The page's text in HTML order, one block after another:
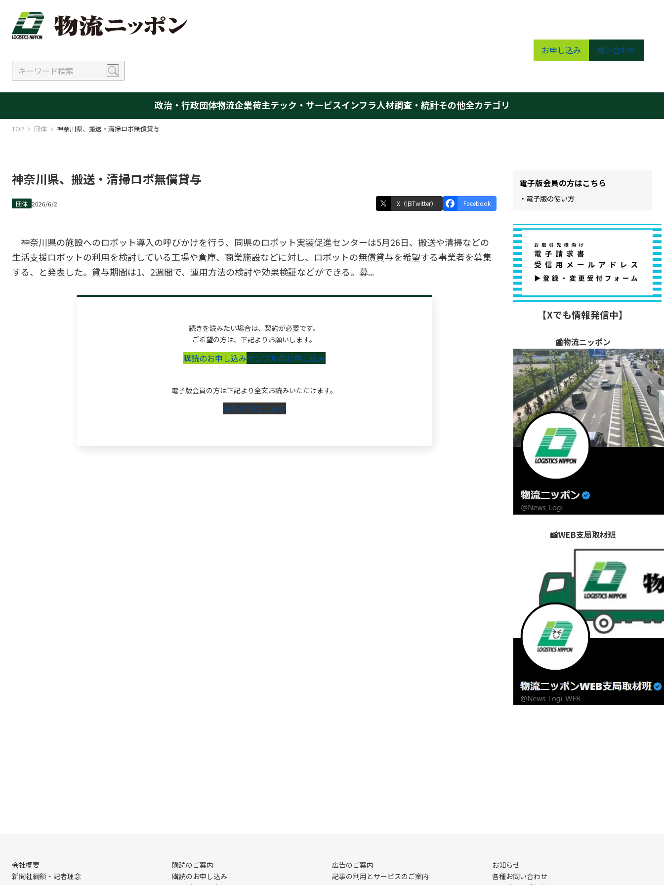
お申し込み 問い合わせ
政治・行政団体物流企業荷主テック・サービスインフラ人材調査・統計その他全カテゴリ
TOP 団体 神奈川県、搬送・清掃ロボ無償貸与
神奈川県、搬送・清掃ロボ無償貸与
団体 2026/6/2 X（旧Twitter） Facebook
神奈川県の施設へのロボット導入の呼びかけを行う、同県のロボット実装促進センターは5月26日、搬送や清掃などの
生活支援ロボットの利用を検討している工場や倉庫、商業施設などに対し、ロボットの無償貸与を希望する事業者を募集
する、と発表した。貸与期間は1、2週間で、運用方法の検討や効果検証などができる。募...
続きを読みたい場合は、契約が必要です。
ご希望の方は、下記よりお願いします。
購読のお申し込みサンプルのお申し込み
電子版会員の方は下記より全文お読みいただけます。
会員の方はこちら
電子版会員の方はこちら
・電子版の使い方
【Xでも情報発信中】
📰物流ニッポン
📸WEB支局取材班
会社概要
新聞社綱領・記者理念
購読のご案内
購読のお申し込み
広告のご案内
記事の利用とサービスのご案内
お知らせ
各種お問い合わせ